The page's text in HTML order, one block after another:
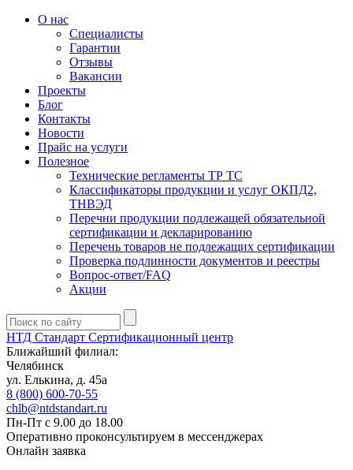
О нас
Специалисты
Гарантии
Отзывы
Вакансии
Проекты
Блог
Контакты
Новости
Прайс на услуги
Полезное
Технические регламенты ТР ТС
Классификаторы продукции и услуг ОКПД2,
ТНВЭД
Перечни продукции подлежащей обязательной
сертификации и декларированию
Перечень товаров не подлежащих сертификации
Проверка подлинности документов и реестры
Вопрос-ответ/FAQ
Акции
НТД Стандарт Сертификационный центр
Ближайший филиал:
Челябинск
ул. Елькина, д. 45а
8 (800) 600-70-55
chlb@ntdstandart.ru
Пн-Пт с 9.00 до 18.00
Оперативно проконсультируем в мессенджерах
Онлайн заявка